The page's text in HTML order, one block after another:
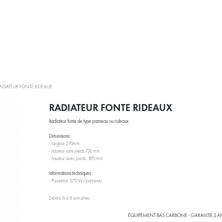
FONTE RIDEAUX
RADIATEUR FONTE RIDEAUX
Radiateur fonte de type panneau ou rideaux
Dimensions :
- largeur 270mm
- hauteur sans pieds 730 mm
- hauteur avec pieds : 870 mm
Informations techniques :
- Puissance 279 W/panneau
Délais: 6 à 8 semaines
ÉQUIPEMENT BAS CARBONE - GARANTIE 2